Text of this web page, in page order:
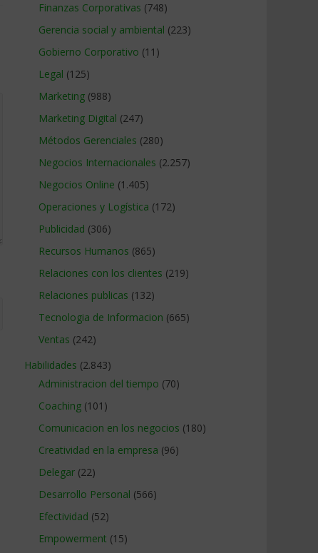
Finanzas Corporativas (748)
Gerencia social y ambiental (223)
Gobierno Corporativo (11)
Legal (125)
Marketing (988)
Marketing Digital (247)
Métodos Gerenciales (280)
Negocios Internacionales (2.257)
Negocios Online (1.405)
Operaciones y Logística (172)
Publicidad (306)
Recursos Humanos (865)
Relaciones con los clientes (219)
Relaciones publicas (132)
Tecnologia de Informacion (665)
Ventas (242)
Habilidades (2.843)
Administracion del tiempo (70)
Coaching (101)
Comunicacion en los negocios (180)
Creatividad en la empresa (96)
Delegar (22)
Desarrollo Personal (566)
Efectividad (52)
Empowerment (15)